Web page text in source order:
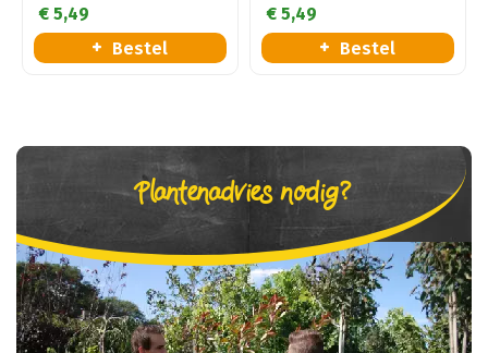
€ 5,49
Bestel
€ 5,49
Bestel
Plantenadvies nodig?